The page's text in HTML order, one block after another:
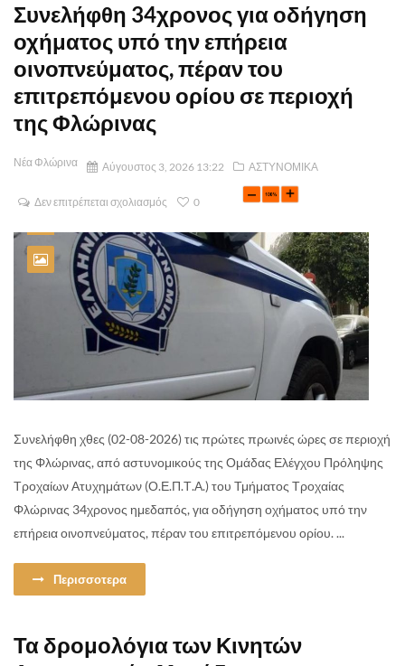
Συνελήφθη 34χρονος για οδήγηση
οχήματος υπό την επήρεια
οινοπνεύματος, πέραν του
επιτρεπόμενου ορίου σε περιοχή
της Φλώρινας
Νέα Φλώρινα Αύγουστος 3, 2026 13:22 ΑΣΤΥΝΟΜΙΚΑ
Δεν επιτρέπεται σχολιασμός 0
Συνελήφθη χθες (02-08-2026) τις πρώτες πρωινές ώρες σε περιοχή
της Φλώρινας, από αστυνομικούς της Ομάδας Ελέγχου Πρόληψης
Τροχαίων Ατυχημάτων (Ο.Ε.Π.Τ.Α.) του Τμήματος Τροχαίας
Φλώρινας 34χρονος ημεδαπός, για οδήγηση οχήματος υπό την
επήρεια οινοπνεύματος, πέραν του επιτρεπόμενου ορίου. ...
Περισσοτερα
Τα δρομολόγια των Κινητών